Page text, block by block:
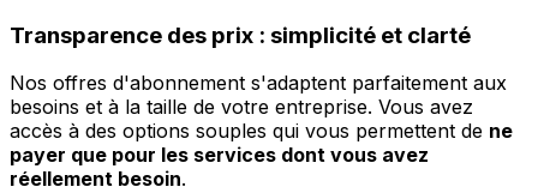
Transparence des prix : simplicité et clarté
Nos offres d'abonnement s'adaptent parfaitement aux
besoins et à la taille de votre entreprise. Vous avez
accès à des options souples qui vous permettent de ne
payer que pour les services dont vous avez
réellement besoin.